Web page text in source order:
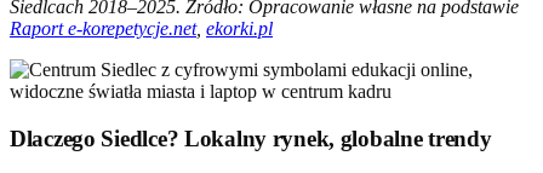
Siedlcach 2018–2025. Źródło: Opracowanie własne na podstawie
Raport e-korepetycje.net, ekorki.pl
Dlaczego Siedlce? Lokalny rynek, globalne trendy